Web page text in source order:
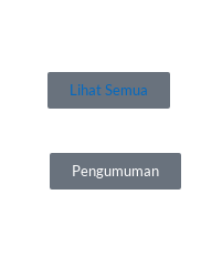
Lihat Semua
Pengumuman